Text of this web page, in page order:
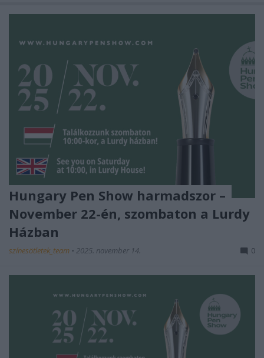
Hungary Pen Show harmadszor –
November 22-én, szombaton a Lurdy
Házban
színesötletek_team • 2025. november 14. 0